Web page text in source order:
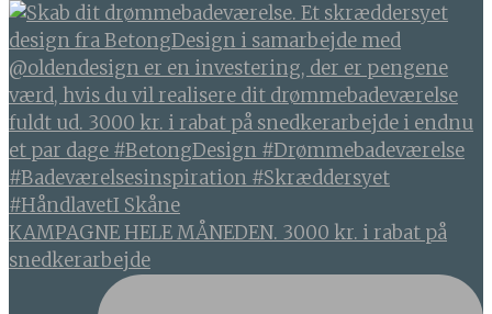
KAMPAGNE HELE MÅNEDEN. 3000 kr. i rabat på
snedkerarbejde